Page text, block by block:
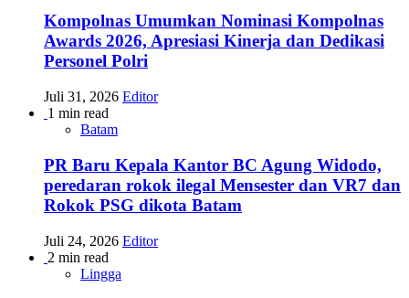
Kompolnas Umumkan Nominasi Kompolnas
Awards 2026, Apresiasi Kinerja dan Dedikasi
Personel Polri
Juli 31, 2026 Editor
1 min read
Batam
PR Baru Kepala Kantor BC Agung Widodo,
peredaran rokok ilegal Mensester dan VR7 dan
Rokok PSG dikota Batam
Juli 24, 2026 Editor
2 min read
Lingga